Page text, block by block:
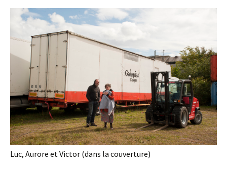
Luc, Aurore et Victor (dans la couverture)